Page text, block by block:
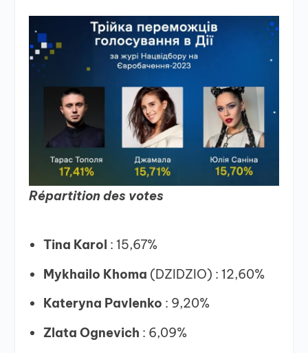
Répartition des votes
Tina Karol : 15,67%
Mykhailo Khoma (DZIDZIO) : 12,60%
Kateryna Pavlenko : 9,20%
Zlata Ognevich : 6,09%